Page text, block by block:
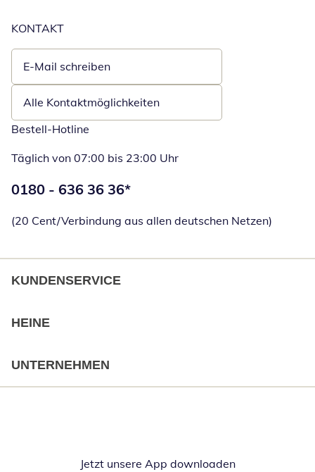
KONTAKT
E-Mail schreiben
Öffnet E-Mail-Client
Alle Kontaktmöglichkeiten
Bestell-Hotline
Täglich von 07:00 bis 23:00 Uhr
Telefonnummer:
0180 - 636 36 36*
(20 Cent/Verbindung aus allen deutschen Netzen)
KUNDENSERVICE
HEINE
UNTERNEHMEN
Jetzt unsere App downloadenÖffnet in